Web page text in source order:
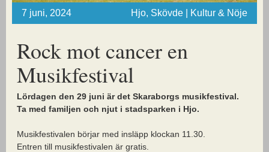
7 juni, 2024 Hjo, Skövde | Kultur & Nöje
Rock mot cancer en
Musikfestival
Lördagen den 29 juni är det Skaraborgs musikfestival.
Ta med familjen och njut i stadsparken i Hjo.
Musikfestivalen börjar med insläpp klockan 11.30.
Entren till musikfestivalen är gratis.